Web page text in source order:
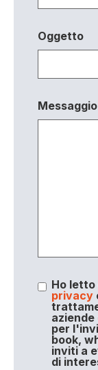
Oggetto
Messaggio
Ho letto
privacy
aziende
per
book,
inviti a
di